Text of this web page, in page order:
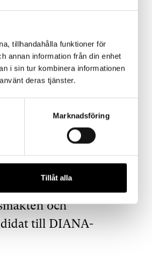
tillhandahålla funktioner för
annan information från din enhet
i sin tur kombinera informationen
deras tjänster.
Marknadsföring
Tillåt alla
i
sätter
som ska just
för att ingå i
med verksamhet i
och
till DIANA-